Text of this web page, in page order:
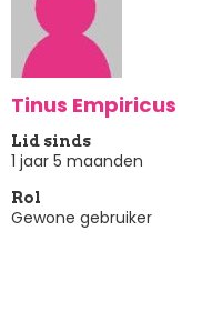
Tinus Empiricus
Lid sinds
1 jaar 5 maanden
Rol
Gewone gebruiker